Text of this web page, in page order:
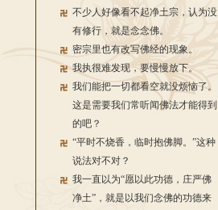
不少人好像看不起净土宗，认为没
有修行，就是念念佛。
密宗里也有改写佛经的现象。
我执很难发现，要慢慢放下。
我们能把一切都看空就没烦恼了。
这是需要我们常听闻佛法才能得到
的吧？
“平时不烧香，临时抱佛脚。”这种
说法对不对？
我一直以为“愿以此功德，庄严佛
净土”，就是以我们念佛的功德来